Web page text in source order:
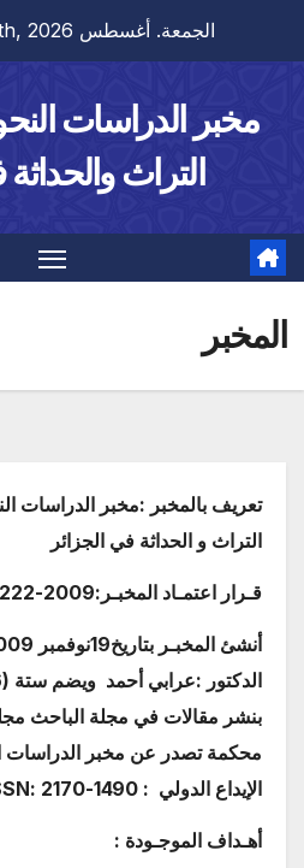
الجمعة. أغسطس 7th, 2026
مخبر الدراسات
التراث
المخبر
تعريف بالمخبر :مخبر الدراسات
التراث و الحداثة في الجزائر
قـرار اعتمـاد المخبـر:2009-222
بنشر مقالات في مجلة الباحث
محكمة تصدر عن مخبر الدراسات
الإيداع الدولي : 1490-2170 :
أهـداف الموجـودة :